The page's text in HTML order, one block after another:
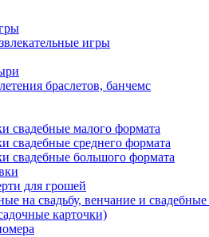
игры
браслетов, банчемс
свадебные малого формата
свадебные среднего формата
свадебные большого формата
для грошей
на свадьбу, венчание и
карточки)